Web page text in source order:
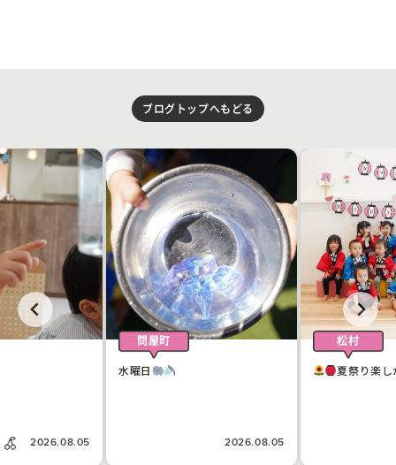
ブログトップへもどる
2026.08.05
問屋町
水曜日
2026.08.05
松村
夏祭り楽し